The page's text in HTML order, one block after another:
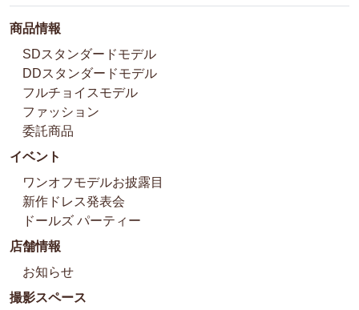
商品情報
SDスタンダードモデル
DDスタンダードモデル
フルチョイスモデル
ファッション
委託商品
イベント
ワンオフモデルお披露目
新作ドレス発表会
ドールズ パーティー
店舗情報
お知らせ
撮影スペース